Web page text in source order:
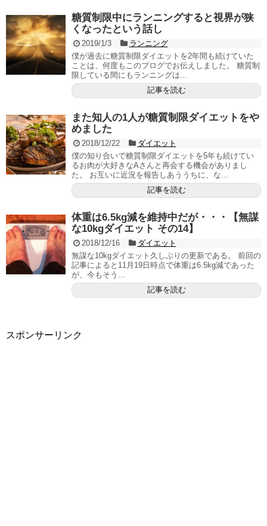
糖質制限中にランニングすると視界が狭
くなったという話し
2019/1/3
ランニング
僕が過去に糖質制限ダイエットを2年間も続けていた
ことは、何度もこのブログでお伝えしました。 糖質制
限している間にもランニングは...
記事を読む
また知人の1人が糖質制限ダイエットをや
めました
2018/12/22
ダイエット
僕の知り合いで糖質制限ダイエットを5年も続けてい
るお肉が大好きなAさんと再会する機会がありまし
た。 お互いに近況を報告しあううちに、な...
記事を読む
体重は6.5kg減を維持中だが・・・【無謀
な10kgダイエット その14】
2018/12/16
ダイエット
無謀な10kgダイエット久しぶりの更新である。 前回の
記事によると11月19日時点で体重は6.5kg減であった
が、今もそう...
記事を読む
スポンサーリンク